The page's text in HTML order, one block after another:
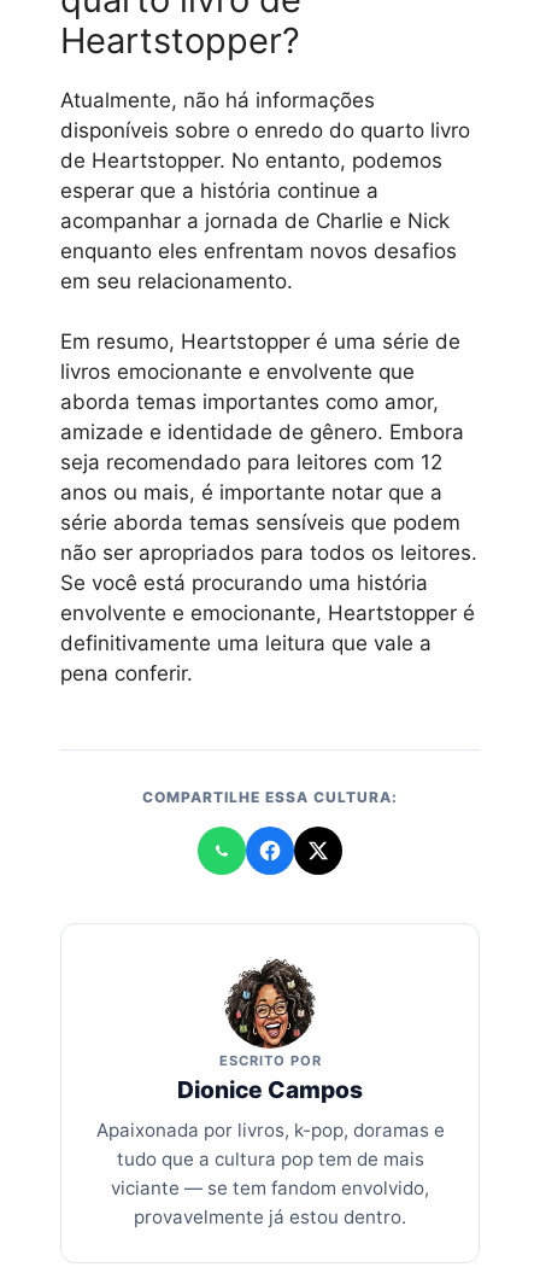
Heartstopper?
Atualmente, não há informações
disponíveis sobre o enredo do quarto livro
de Heartstopper. No entanto, podemos
esperar que a história continue a
acompanhar a jornada de Charlie e Nick
enquanto eles enfrentam novos desafios
em seu relacionamento.
Em resumo, Heartstopper é uma série de
livros emocionante e envolvente que
aborda temas importantes como amor,
amizade e identidade de gênero. Embora
seja recomendado para leitores com 12
anos ou mais, é importante notar que a
série aborda temas sensíveis que podem
não ser apropriados para todos os leitores.
Se você está procurando uma história
envolvente e emocionante, Heartstopper é
definitivamente uma leitura que vale a
pena conferir.
COMPARTILHE ESSA CULTURA:
ESCRITO POR
Dionice Campos
Apaixonada por livros, k-pop, doramas e
tudo que a cultura pop tem de mais
viciante — se tem fandom envolvido,
provavelmente já estou dentro.